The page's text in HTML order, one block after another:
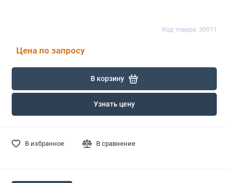
Код товара: 30911
Цена по запросу
В корзину
Узнать цену
В избранное В сравнение